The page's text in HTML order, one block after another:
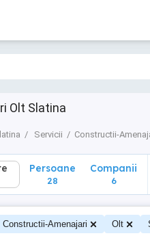
Olt Slatina
Servicii Constructii-
Persoane
28
Companii
6
Constructii-Amenajari Olt